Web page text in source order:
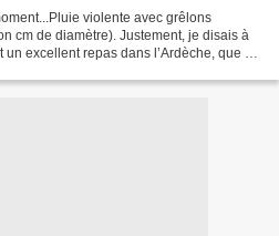
violente avec grêlons
cm de diamètre). Justement, je disais à
excellent repas dans l’Ardèche, que si